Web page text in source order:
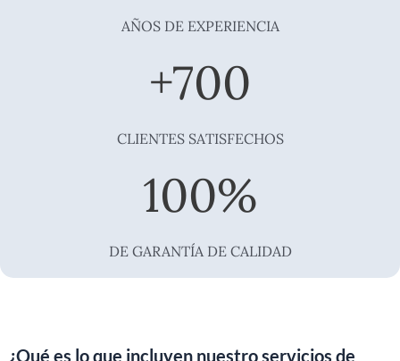
AÑOS DE EXPERIENCIA
+700
CLIENTES SATISFECHOS
100%
DE GARANTÍA DE CALIDAD
¿Qué es lo que incluyen nuestro servicios de